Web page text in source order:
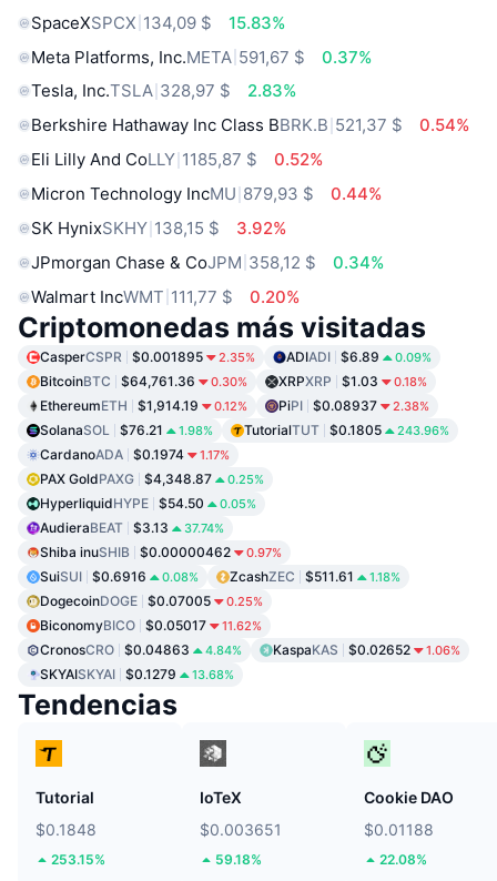
SpaceXSPCX 134,09 $
15.83%
Meta Platforms, Inc.META 591,67 $
0.37%
Tesla, Inc.TSLA 328,97 $
2.83%
Berkshire Hathaway Inc Class BBRK.B 521,37 $
0.54%
Eli Lilly And CoLLY 1185,87 $
0.52%
Micron Technology IncMU 879,93 $
0.44%
SK HynixSKHY 138,15 $
3.92%
JPmorgan Chase & CoJPM 358,12 $
0.34%
Walmart IncWMT 111,77 $ 0.20%
Criptomonedas más visitadas
CasperCSPR $0.001895 2.35% ADIADI $6.89 0.09%
BitcoinBTC $64,761.36 0.30% XRPXRP $1.03 0.18%
EthereumETH $1,914.19 0.12% PiPI $0.08937 2.38%
SolanaSOL $76.21 1.98% TutorialTUT $0.1805 243.96%
CardanoADA $0.1974 1.17%
PAX GoldPAXG $4,348.87 0.25%
HyperliquidHYPE $54.50 0.05%
AudieraBEAT $3.13 37.74%
Shiba inuSHIB $0.00000462 0.97%
SuiSUI $0.6916 0.08% ZcashZEC $511.61 1.18%
DogecoinDOGE $0.07005 0.25%
BiconomyBICO $0.05017 11.62%
CronosCRO $0.04863 4.84% KaspaKAS $0.02652 1.06%
SKYAISKYAI $0.1279 13.68%
Tendencias
Tutorial
$0.1848
253.15%
IoTeX
$0.003651
59.18%
Cookie DAO
$0.01188
22.08%